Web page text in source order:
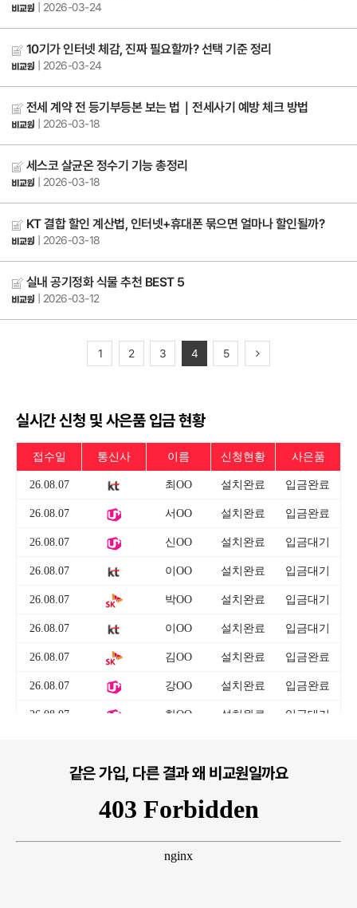
| 2026-03-24
10기가 인터넷 체감, 진짜 필요할까? 선택 기준 정리
| 2026-03-24
전세 계약 전 등기부등본 보는 법｜전세사기 예방 체크 방법
| 2026-03-18
세스코 살균온 정수기 기능 총정리
| 2026-03-18
KT 결합 할인 계산법, 인터넷+휴대폰 묶으면 얼마나 할인될까?
| 2026-03-18
실내 공기정화 식물 추천 BEST 5
| 2026-03-12
1 2 3 4 5
실시간 신청 및 사은품 입금 현황
같은 가입, 다른 결과 왜 비교원일까요